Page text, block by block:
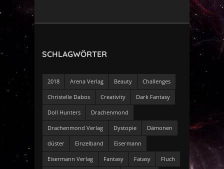
SCHLAGWÖRTER
2018 Arena Verlag Beauty Challenges
Christelle Dabos Creativity Dark Fantasy
Doll Hunters Drachenmond
Drachenmond Verlag Dystopie Dämonen
düster Einzelband Eisermann
Eisermann Verlag Fantasy Fatasy Fluch